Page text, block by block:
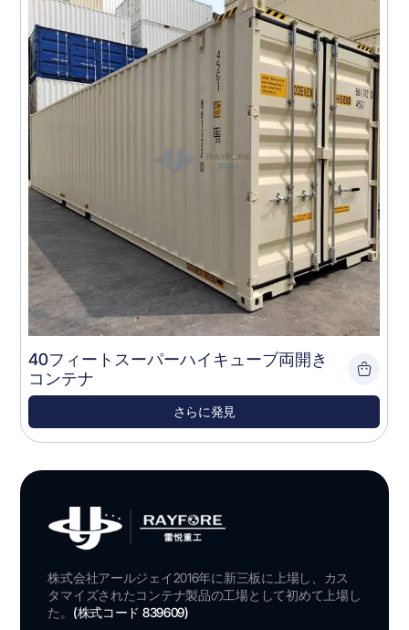
40フィートスーパーハイキューブ両開き
コンテナ
さらに発見
株式会社アールジェイ2016年に新三板に上場し、カス
タマイズされたコンテナ製品の工場として初めて上場し
た。 (株式コード 839609)